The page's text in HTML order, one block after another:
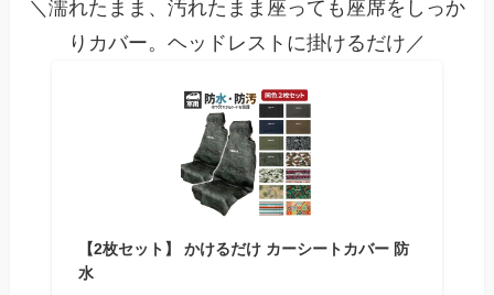
＼濡れたまま、汚れたまま座っても座席をしっか
りカバー。ヘッドレストに掛けるだけ／
【2枚セット】 かけるだけ カーシートカバー 防
水